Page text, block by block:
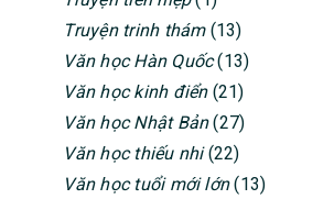
Truyện trinh thám(13)
Văn học Hàn Quốc(13)
Văn học kinh điển(21)
Văn học Nhật Bản(27)
Văn học thiếu nhi(22)
Văn học tuổi mới lớn(13)